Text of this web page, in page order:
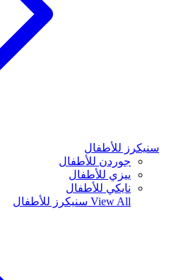
سنيكرز للأطفال
جوردن للأطفال
ييزي للأطفال
نايكي للأطفال
View All سنيكرز للأطفال